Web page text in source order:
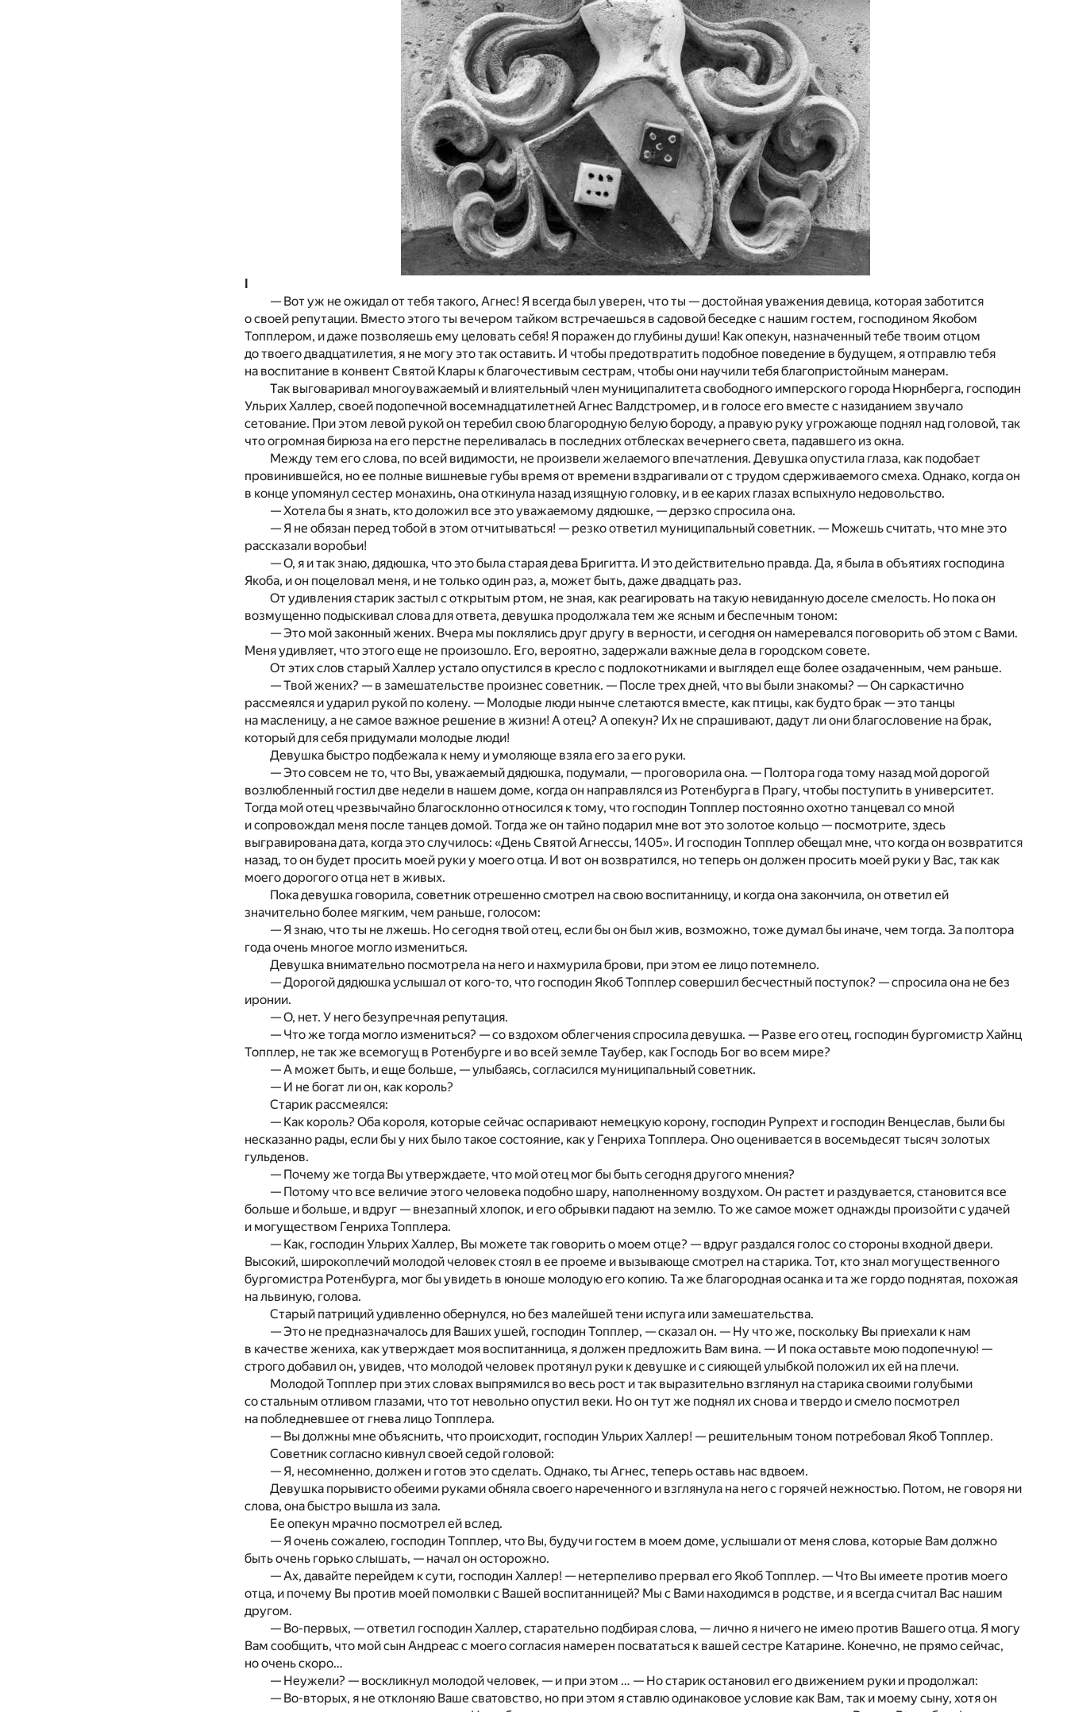
I
— Вот уж не ожидал от тебя такого, Агнес! Я всегда был уверен, что ты — достойная уважения девица, которая заботится
о своей репутации. Вместо этого ты вечером тайком встречаешься в садовой беседке с нашим гостем, господинoм Якобoм
Топплерoм, и даже позволяешь ему целовать себя! Я поражен до глубины души! Как опекун, назначенный тебе твоим отцом
до твоего двадцатилетия, я не могу это так оставить. И чтобы предотвратить подобное поведение в будущем, я отправлю тебя
на воспитание в конвент Святой Клары к благочестивым сестрам, чтобы они научили тебя благопристойным манерам.
Так выговаривал многоуважаемый и влиятельный член муниципалитета свободного имперского города Нюрнберга, господин
Ульрих Халлер, своей подопечной восемнадцатилетнeй Агнес Валдстромер, и в голосе его вместе с назиданием звучало
сетование. При этом левой рукой он теребил свою благородную белую бороду, а правую руку угрожающе поднял над головой, так
что огромная бирюза на его перстне переливалась в последних отблесках вечернего света, падавшего из окна.
Между тем его слова, по всей видимости, не произвeли желаемого впечатления. Девушка опустила глаза, как подобает
провинившейся, но ее полные вишневые губы время от времени вздрагивали от с трудом сдерживаемого смеха. Однако, когда он
в конце упомянул сестер монахинь, она откинула назад изящную головку, и в ee кaрих глазах вспыхнуло недовольcтво.
— Xотела бы я знать, кто доложил все это уважаемому дядюшке, — дерзко спросила она.
— Я не обязан перед тобой в этом отчитываться! — резко ответил муниципальный советник. — Можешь считать, что мне это
рассказали воробьи!
— О, я и так знаю, дядюшка, что это была старая дева Бригитта. И это действительно правда. Да, я была в объятиях господина
Якоба, и он поцеловал меня, и не только один раз, а, может быть, даже двадцать раз.
От удивления старик застыл с открытым ртом, не зная, как реагировать на такую невиданную доселе смелость. Но пока он
возмущенно подыскивал слова для ответа, девушка продолжала тем же ясным и беспечным тоном:
— Это мой законный жених. Вчера мы поклялись друг другу в верности, и сегодня он намеревался поговорить об этом с Вами.
Меня удивляет, что этогo еще не произошло. Его, вероятно, задержали важные дела в городском совете.
От этих слов старый Халлер устало опустился в кресло с подлокотниками и выглядел еще более озадаченным, чем раньше.
— Твой жених? — в замешательстве произнес советник. — После трех дней, что вы были знакомы? — Он саркастично
рассмеялся и ударил рукой по колену. — Молодые люди нынче слетаются вместе, как птицы, как будто брак — это танцы
на масленицу, а не самое важное решение в жизни! А отец? А опекун? Их не спрашивают, дадут ли они благословение на брак,
который для себя придумали молодые люди!
Девушка быстро подбежала к нему и умоляюще взяла его за его руки.
— Это совсем не то, что Вы, уважаемый дядюшка, подумали, — проговорила она. — Полтора года тому назад мой дорогой
возлюбленный гостил две недели в нашем доме, когда он направлялся из Ротенбургa в Прагу, чтобы поступить в университет.
Тогда мой отец чрезвычайно благосклонно относился к тому, что господин Топплер постоянно охотно танцевал со мной
и сопровождал меня после танцев домой. Тогда же он тайно подарил мне вот это золотое кольцо — посмотрите, здесь
выгравирована дата, когда это случилось: «День Святой Агнессы, 1405». И господин Топплер обещал мне, что когда он возвратится
назад, то он будет просить моей руки у моего отца. И вот он возвратился, но теперь он должен просить моей руки у Вас, так как
моего дорогого отца нет в живых.
Пока девушка говорила, советник отрешенно смотрел на свою воспитанницу, и когда она закончила, он ответил ей
значительно более мягким, чем раньше, голосом:
— Я знаю, что ты не лжешь. Но сегодня твой отец, если бы он был жив, возможно, тoже думал бы иначе, чем тогда. За полтора
года очень многое могло измениться.
Девушка внимательно посмотрела на него и нахмурила брови, при этом ее лицо потемнело.
— Дорогой дядюшка услышал от кого-то, что господин Якоб Топплер совершил бесчестный поступок? — спросила она не без
иронии.
— О, нет. У него безупречная репутация.
— Что же тогда могло измениться? — со вздохом облегчения спросила девушка. — Разве его отец, господин бургомистр Хайнц
Топплер, не так же всемогущ в Ротенбурге и во всей земле Таубер, как Господь Бог во всем мире?
— А может быть, и еще больше, — улыбаясь, согласился муниципальный советник.
— И не богат ли он, как король?
Старик рассмеялся:
— Как король? Оба короля, которые сейчас оспаривают немецкую корону, господин Рупрехт и господин Венцеслав, были бы
несказанно рады, если бы у них было такое состояние, как у Генриха Топплера. Оно оценивается в восемьдесят тысяч золотых
гульденов.
— Почему же тогда Вы утверждаете, что мой отец мог бы быть сегодня другого мнения?
— Потому что все величие этого человека подобно шару, наполненному воздухом. Он растет и раздувается, становится все
больше и больше, и вдруг — внезапный хлопок, и его обрывки падают на землю. То же самое может однажды произойти с удачей
и могуществом Генриха Топплера.
— Как, господин Ульрих Халлер, Вы можете так говорить о моем отце? — вдруг раздался голос со стороны входной двери.
Высокий, широкоплечий молодой человек стоял в ее проеме и вызывающе смотрел на старика. Тот, кто знал могущественного
бургомистра Ротенбургa, мог бы увидеть в юноше молодую его копию. Та же благородная осанка и та же гордо поднятая, похожая
на львиную, голова.
Старый патриций удивленно обернулся, но без малейшей тени испуга или замешательства.
— Это не предназначалось для Ваших ушей, господин Топплер, — сказал он. — Ну что же, поскольку Вы приехали к нам
в качестве жениха, как утверждает моя воспитанница, я должен предложить Вам вина. — И пока оставьте мою подопечную! —
строго добавил он, увидев, что молодой человек протянул руки к девушке и с сияющей улыбкой положил их ей на плечи.
Молодой Топплер при этих словах выпрямился во весь рост и так выразительно взглянул на старика своими голубыми
со стальным отливом глазами, что тот невольно опустил веки. Но он тут же поднял их снова и твердо и смело посмотрел
на побледневшее от гнева лицо Топплера.
— Вы должны мне объяснить, что происходит, господин Ульрих Халлер! — решительным тоном потребовал Якоб Топплер.
Советник согласно кивнул своей седой головой:
— Я, несомненно, должен и готов это сделать. Однако, ты Агнес, теперь оставь нас вдвоем.
Девушка порывисто обеими руками обняла своего нареченного и взглянула на него с горячей нежностью. Потом, не говоря ни
слова, она быстро вышла из зала.
Ее опекун мрачно посмотрел ей вслед.
— Я очень сожалею, господин Топплер, что Вы, будучи гостем в моем доме, услышали от меня слова, которые Вам должно
быть очень горько слышать, — начал он осторожно.
— Ах, давайте перейдем к сути, господин Халлер! — нетерпеливо прервал его Якоб Топплер. — Что Вы имеете против моего
отца, и почему Вы против моей помолвки с Вашей воспитанницей? Мы с Вами находимся в родстве, и я всегда считал Вас нашим
другом.
— Во-первых, — ответил господин Халлер, старательно подбирая слова, — лично я ничего не имею против Вашего отца. Я могу
Вам сообщить, что мой сын Андреас с моего согласия намерен посвататься к вашей сестре Катарине. Конечно, не прямо сейчас,
но очень скоро…
— Неужели? — воскликнул молодой человек, — и при этом … — Но старик остановил его движением руки и продолжал:
— Во-вторых, я не отклоняю Ваше сватовство, но при этом я ставлю одинаковое условие как Вам, так и моему сыну, хотя он